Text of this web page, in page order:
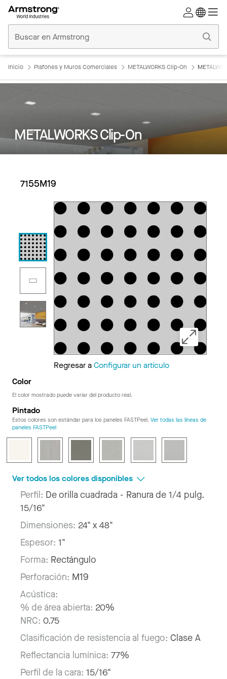
Comerciales
Inicio
Inicio Plafones y Muros Comerciales METALWORKS Clip-On
METALWORKS Clip-On
7155M19
Regresar aConfigurar un artículo
Color
El color mostrado puede variar del producto real.
Pintado
Estos colores son estándar para los paneles FASTPeel. Ver todas las líneas de
paneles FASTPeel
Ver todos los colores disponibles
Perfil: De orilla cuadrada - Ranura de 1/4 pulg.
15/16"
Dimensiones: 24" x 48"
Espesor: 1"
Forma: Rectángulo
Perforación: M19
Acústica:
% de área abierta: 20%
NRC: 0.75
Clasificación de resistencia al fuego: Clase A
Reflectancia lumínica: 77%
Perfil de la cara: 15/16"